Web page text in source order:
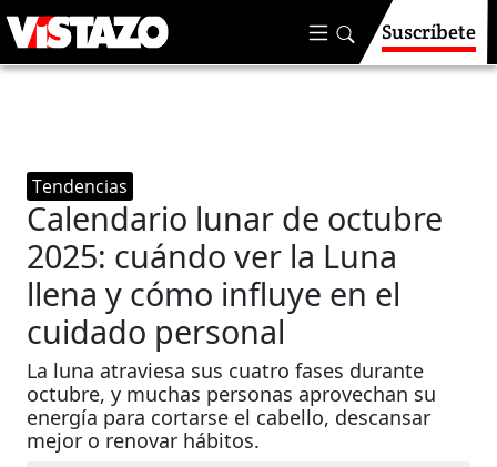
Suscríbete
Tendencias
Calendario lunar de octubre
2025: cuándo ver la Luna
llena y cómo influye en el
cuidado personal
La luna atraviesa sus cuatro fases durante
octubre, y muchas personas aprovechan su
energía para cortarse el cabello, descansar
mejor o renovar hábitos.